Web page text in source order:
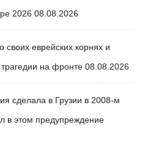
2026 08.08.2026
своих еврейских корнях и
на фронте 08.08.2026
сделала в Грузии в 2008-м
в этом предупреждение